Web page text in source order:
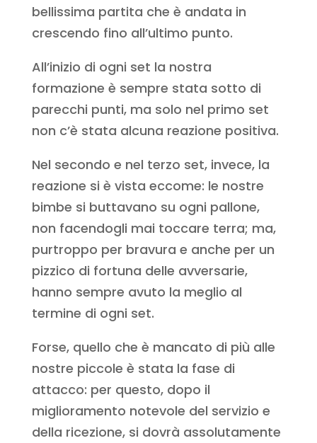
bellissima partita che è andata in
crescendo fino all’ultimo punto.
All’inizio di ogni set la nostra
formazione è sempre stata sotto di
parecchi punti, ma solo nel primo set
non c’è stata alcuna reazione positiva.
Nel secondo e nel terzo set, invece, la
reazione si è vista eccome: le nostre
bimbe si buttavano su ogni pallone,
non facendogli mai toccare terra; ma,
purtroppo per bravura e anche per un
pizzico di fortuna delle avversarie,
hanno sempre avuto la meglio al
termine di ogni set.
Forse, quello che è mancato di più alle
nostre piccole è stata la fase di
attacco: per questo, dopo il
miglioramento notevole del servizio e
della ricezione, si dovrà assolutamente